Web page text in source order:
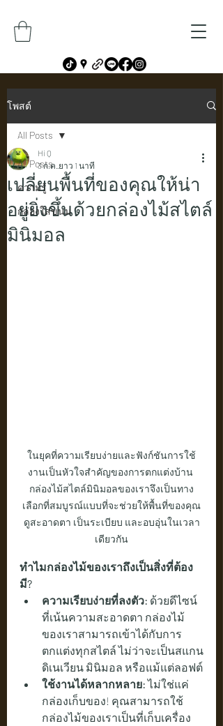
โพสต์
All Posts
ความรู้
กล่องใส่ขนม
All Posts
เปลี่ยนพื้นที่ของคุณให้น่า
อยู่ยิ่งขึ้นด้วยกล่องไม้สไตล์
มินิมอล
Hi Q
3 ก.ค. ยาว 1 นาที
ในยุคที่ความเรียบง่ายและฟังก์ชันการใช้
งานเป็นหัวใจสำคัญของการตกแต่งบ้าน
กล่องไม้สไตล์มินิมอลของเราจึงเป็นทาง
เลือกที่สมบูรณ์แบบที่จะช่วยให้พื้นที่ของคุณ
ดูสะอาดตา เป็นระเบียบ และอบอุ่นในเวลา
เดียวกัน
ทำไมกล่องไม้ของเราถึงเป็นสิ่งที่ต้อง
มี?
ความเรียบง่ายที่ลงตัว: ด้วยดีไซน์
ที่เน้นความสะอาดตา กล่องไม้
ของเราสามารถเข้าได้กับการ
ตกแต่งทุกสไตล์ ไม่ว่าจะเป็นสแกน
ดิเนเวียน มินิมอล หรือแม้แต่ลอฟต์
ใช้งานได้หลากหลาย: ไม่ใช่แค่
กล่องเก็บของ! คุณสามารถใช้
กล่องไม้ของเราเป็นที่เก็บเครื่อง